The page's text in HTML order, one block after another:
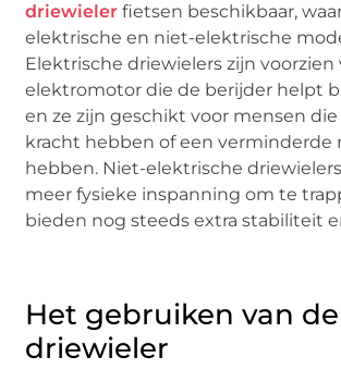
driewieler fietsen beschikbaar,
elektrische en niet-elektrische
Elektrische driewielers zijn voorzien
elektromotor die de berijder helpt
en ze zijn geschikt voor mensen
kracht hebben of een verminderde
hebben. Niet-elektrische
meer fysieke inspanning om te
bieden nog steeds extra stabiliteit
Het gebruiken van de
driewieler